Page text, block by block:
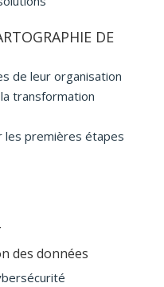
DE
de leur organisation
transformation
les premières étapes
des données